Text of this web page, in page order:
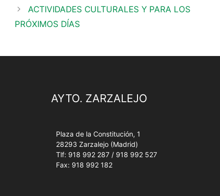
ACTIVIDADES CULTURALES Y PARA LOS
PRÓXIMOS DÍAS
AYTO. ZARZALEJO
Plaza de la Constitución, 1
28293 Zarzalejo (Madrid)
Tlf: 918 992 287 / 918 992 527
Fax: 918 992 182